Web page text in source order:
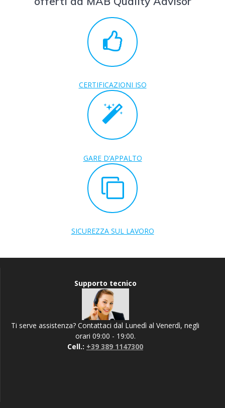
CERTIFICAZIONI ISO
GARE D’APPALTO
SICUREZZA SUL LAVORO
Supporto tecnico
Ti serve assistenza? Contattaci dal Lunedì al Venerdì, negli
orari 09:00 - 19:00.
Cell.: +39 389 1147300